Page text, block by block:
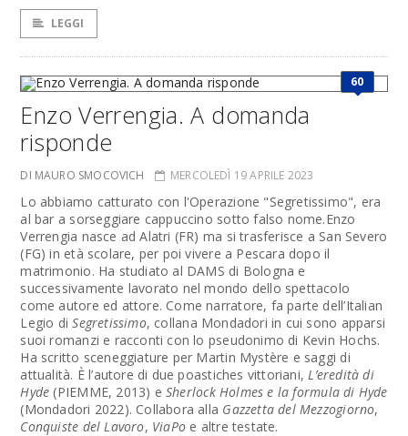
LEGGI
60
Enzo Verrengia. A domanda
risponde
DI MAURO SMOCOVICH MERCOLEDÌ 19 APRILE 2023
Lo abbiamo catturato con l'Operazione "Segretissimo", era
al bar a sorseggiare cappuccino sotto falso nome.Enzo
Verrengia nasce ad Alatri (FR) ma si trasferisce a San Severo
(FG) in età scolare, per poi vivere a Pescara dopo il
matrimonio. Ha studiato al DAMS di Bologna e
successivamente lavorato nel mondo dello spettacolo
come autore ed attore. Come narratore, fa parte dell’Italian
Legio diSegretissimo, collana Mondadori in cui sono apparsi
suoi romanzi e racconti con lo pseudonimo di Kevin Hochs.
Ha scritto sceneggiature per Martin Mystère e saggi di
attualità. È l’autore di due poastiches vittoriani,L’eredità di
Hyde(PIEMME, 2013) eSherlock Holmes e la formula di Hyde
(Mondadori 2022). Collabora alla Gazzetta del Mezzogiorno,
Conquiste del Lavoro, ViaPo e altre testate.